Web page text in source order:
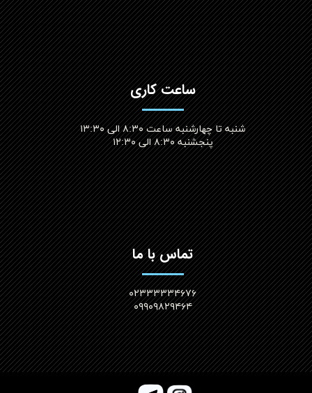
ساعت کاری
شنبه تا چهارشنبه ساعت ۸:۳۰ الی ۱۳:۳۰
پنجشنبه ۸:۳۰ الی ۱۲:۳۰​​​​​​​
تماس با ما
۰۲۳۳۳۳۳۴۶۷۶
۰۹۹۰۹۸۲۹۴۶۴